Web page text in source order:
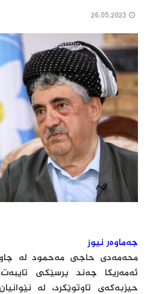
جەماوەر نیوز
محەمەدی حاجی مەحمود لە
ئەمەریکا چەند پرسێکی
حیزبەکەی تاوتوێکرد، لە